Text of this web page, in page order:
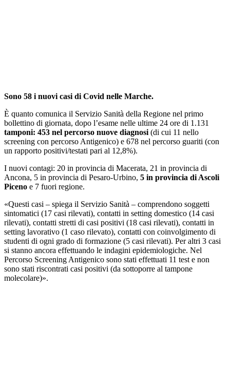
Sono 58 i nuovi casi di Covid nelle Marche.
È quanto comunica il Servizio Sanità della Regione nel primo
bollettino di giornata, dopo l’esame nelle ultime 24 ore di 1.131
tamponi: 453 nel percorso nuove diagnosi (di cui 11 nello
screening con percorso Antigenico) e 678 nel percorso guariti (con
un rapporto positivi/testati pari al 12,8%).
I nuovi contagi: 20 in provincia di Macerata, 21 in provincia di
Ancona, 5 in provincia di Pesaro-Urbino, 5 in provincia di Ascoli
Piceno e 7 fuori regione.
«Questi casi – spiega il Servizio Sanità – comprendono soggetti
sintomatici (17 casi rilevati), contatti in setting domestico (14 casi
rilevati), contatti stretti di casi positivi (18 casi rilevati), contatti in
setting lavorativo (1 caso rilevato), contatti con coinvolgimento di
studenti di ogni grado di formazione (5 casi rilevati). Per altri 3 casi
si stanno ancora effettuando le indagini epidemiologiche. Nel
Percorso Screening Antigenico sono stati effettuati 11 test e non
sono stati riscontrati casi positivi (da sottoporre al tampone
molecolare)».